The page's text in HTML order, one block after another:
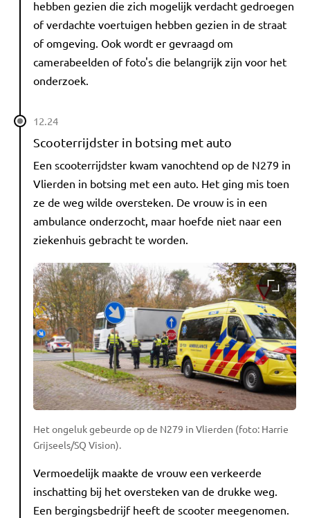
hebben gezien die zich mogelijk verdacht gedroegen
of verdachte voertuigen hebben gezien in de straat
of omgeving. Ook wordt er gevraagd om
camerabeelden of foto's die belangrijk zijn voor het
onderzoek.
12.24
Scooterrijdster in botsing met auto
Een scooterrijdster kwam vanochtend op de N279 in
Vlierden in botsing met een auto. Het ging mis toen
ze de weg wilde oversteken. De vrouw is in een
ambulance onderzocht, maar hoefde niet naar een
ziekenhuis gebracht te worden.
Het ongeluk gebeurde op de N279 in Vlierden (foto: Harrie
Grijseels/SQ Vision).
Vermoedelijk maakte de vrouw een verkeerde
inschatting bij het oversteken van de drukke weg.
Een bergingsbedrijf heeft de scooter meegenomen.